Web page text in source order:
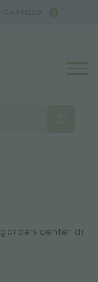
0
center di